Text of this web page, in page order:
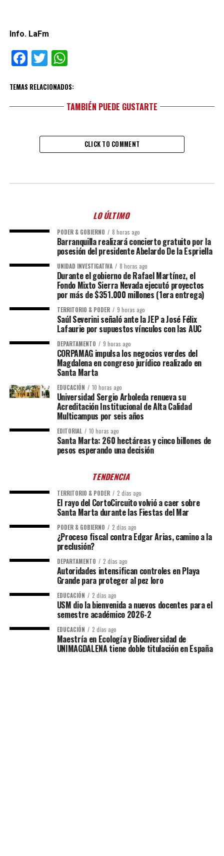
Info. LaFm
Facebook
TwitterWhatsApp
TEMAS RELACIONADOS:
TAMBIÉN PUEDE GUSTARTE
CLICK TO COMMENT
LO ÚLTIMO
PODER & GOBIERNO 8 horas ago
Barranquilla realizará concierto gratuito por la
posesión del presidente Abelardo De la Espriella
UNIDAD INVESTIGATIVA 8 horas ago
Durante el gobierno de Rafael Martínez, el
Fondo Mixto Sierra Nevada ejecutó proyectos
por más de $351.000 millones (1era entrega)
TERRITORIO & PODER 9 horas ago
Saúl Severini señaló ante la JEP a José Félix
Lafaurie por supuestos vínculos con las AUC
DEPARTAMENTO 9 horas ago
CORPAMAG impulsa los negocios verdes del
Magdalena en congreso jurídico realizado en
Santa Marta
EDUCACIÓN 10 horas ago
Universidad Sergio Arboleda renueva su
Acreditación Institucional de Alta Calidad
Multicampus por seis años
EDITORIAL 10 horas ago
Santa Marta: 260 hectáreas y cinco billones de
pesos esperando una decisión
TENDENCIA
TERRITORIO & PODER 2 días ago
El rayo del CortoCircuito volvió a caer sobre
Santa Marta durante las Fiestas del Mar
PODER & GOBIERNO 2 días ago
¿Proceso fiscal contra Edgar Arias, camino a la
preclusión?
DEPARTAMENTO 2 días ago
Autoridades intensifican controles en Playa
Grande para proteger al pez loro
EDUCACIÓN 2 días ago
USM dio la bienvenida a nuevos docentes para el
semestre académico 2026-2
EDUCACIÓN 2 días ago
Maestría en Ecología y Biodiversidad de
UNIMAGDALENA tiene doble titulación en España